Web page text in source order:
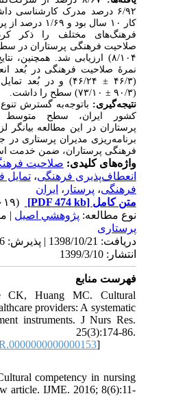
مدرک کارشناسی داشتند. میانگین سابقۀ
کار ۱۰ سال بود و ۱/۶۹ درصد از پرستاران تجربۀ کار با
مختلف را ذکر کردند. میانگین نمرۀ
پرستاران در سطح متوسط (۵۸/۱۱ ±
ارزیابی شد. همچنین، نتایج نشان داد میانگین
فرهنگی در بُعد انعطاف‌پذیری بالاترین
۴۶/۲۴) و در بُعد تمایل فرهنگی پایین‌ترین
) سطح را داشت.
باتوجه‌به گسترش تنوع فرهنگی بیماران در
سطح متوسط صلاحیت فرهنگی
در این مطالعه بیانگر لزوم افزایش توجه و
مدیران پرستاری در جهت ارتقای صلاحیت
ضمن خدمت است.
صلاحیت فرهنگی،
فرهنگی،تمایل فرهنگی،مراقبت
ایران
(۳۰۱۹ دریافت)
پژوهشي اصیل| موضوع مقاله:
دریافت: 1398/10/21 | پذیرش: 1398/11/16 |
1. Lin CJ, Lee CK, Huang MC.
competence of healthcare providers: A
review of assessment instruments. J
2017;
[DOI:10.1097/JNR.0000000000000153
2. Khezerloo S. Cultural competency
education: a review article. IJME.